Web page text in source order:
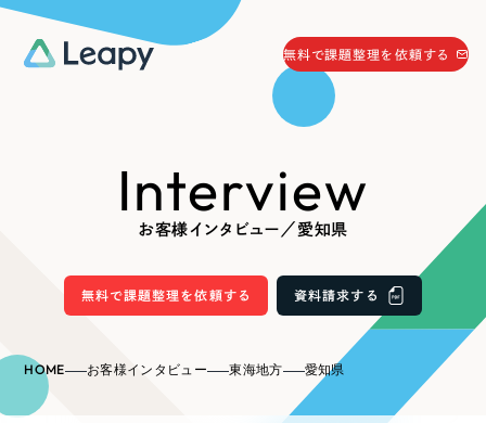
お役立ち情報
無料で課題整理を依頼する
058-215-0066
24時間受付
資料請求する
Company
お客様インタビュー／愛知県
Interview
無料で課題整理を依頼する 資料請求する
HOME お客様インタビュー 東海地方 愛知県